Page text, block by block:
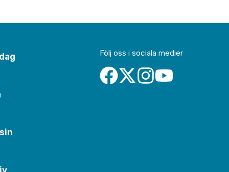
Följ oss i sociala medier